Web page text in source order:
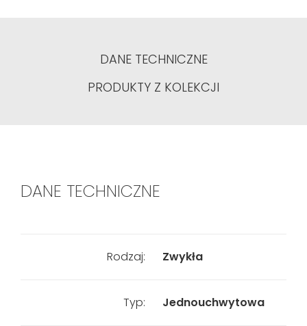
DANE TECHNICZNE
PRODUKTY Z KOLEKCJI
DANE TECHNICZNE
Rodzaj: Zwykła
Typ: Jednouchwytowa